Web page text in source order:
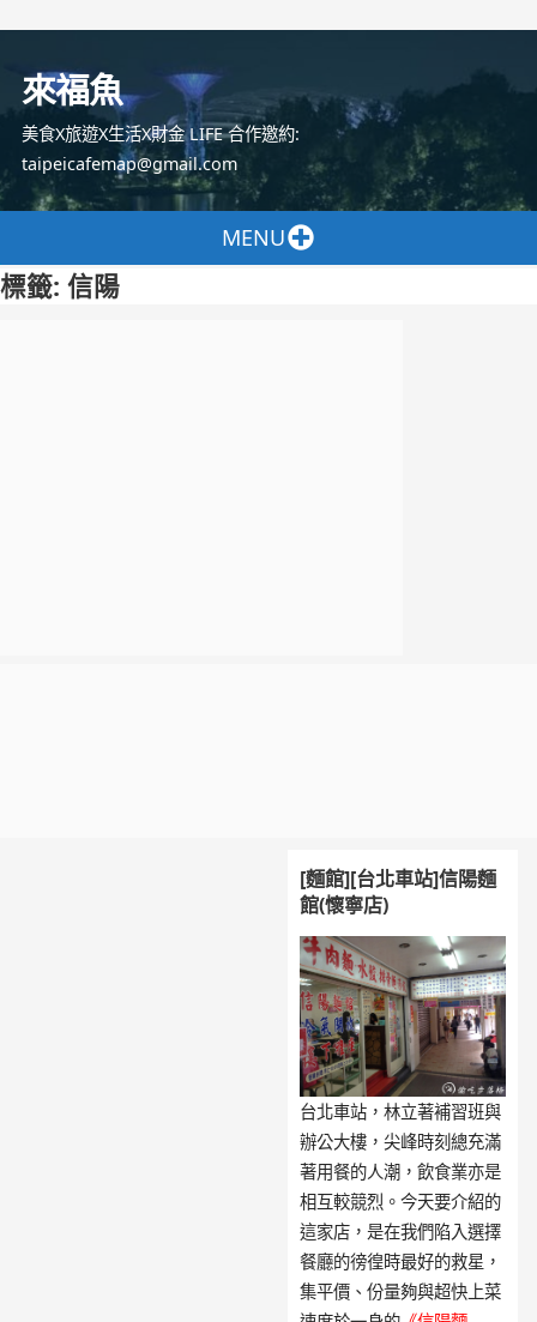
容
來福魚
美食X旅遊X生活X財金 LIFE 合作邀約:
taipeicafemap@gmail.com
MENU
標籤: 信陽
[麵館][台北車站]信陽麵
館(懷寧店)
台北車站，林立著補習班與
辦公大樓，尖峰時刻總充滿
著用餐的人潮，飲食業亦是
相互較競烈。今天要介紹的
這家店，是在我們陷入選擇
餐廳的徬徨時最好的救星，
集平價、份量夠與超快上菜